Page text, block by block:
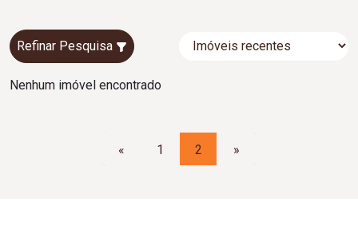
Refinar Pesquisa
Nenhum imóvel encontrado
« 1 2 »